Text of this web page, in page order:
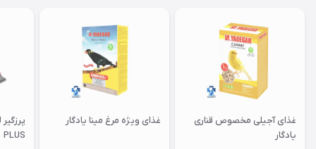
غذای آجیلی مخصوص قناری
یادگار
غذای ویژه مرغ مینا یادگار
PLUS